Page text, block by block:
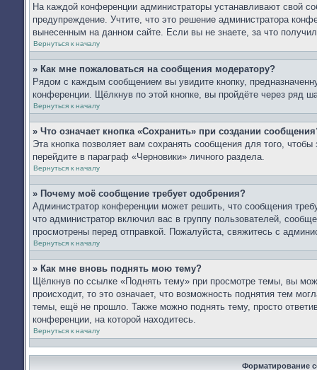
На каждой конференции администраторы устанавливают свой
предупреждение. Учтите, что это решение администратора
вынесенным на данном сайте. Если вы не знаете, за что
Вернуться к началу
» Как мне пожаловаться на сообщения модератору?
Рядом с каждым сообщением вы увидите кнопку,
конференции. Щёлкнув по этой кнопке, вы пройдёте через ряд
Вернуться к началу
» Что означает кнопка «Сохранить» при создании
Эта кнопка позволяет вам сохранять сообщения для того,
перейдите в параграф «Черновики» личного раздела.
Вернуться к началу
» Почему моё сообщение требует одобрения?
Администратор конференции может решить, что сообщения
что администратор включил вас в группу пользователей,
просмотрены перед отправкой. Пожалуйста, свяжитесь с
Вернуться к началу
» Как мне вновь поднять мою тему?
Щёлкнув по ссылке «Поднять тему» при просмотре темы, вы
происходит, то это означает, что возможность поднятия тем
темы, ещё не прошло. Также можно поднять тему, просто
конференции, на которой находитесь.
Вернуться к началу
Форматирование